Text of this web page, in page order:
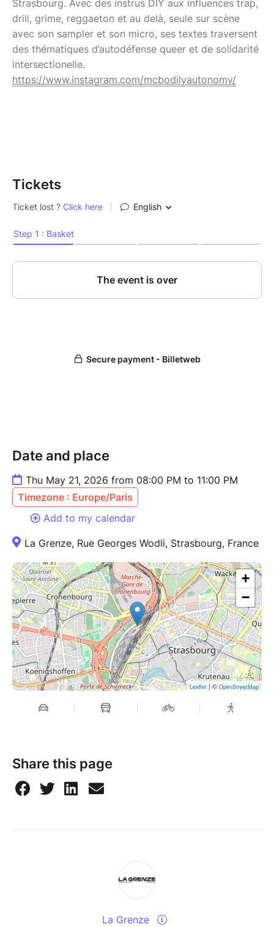
Strasbourg. Avec des instrus DIY aux influences trap,
drill, grime, reggaeton et au delà, seule sur scène
avec son sampler et son micro, ses textes traversent
des thématiques d’autodéfense queer et de solidarité
intersectionelle.
https://www.instagram.com/mcbodilyautonomy/
Tickets
Date and place
Thu May 21, 2026 from 08:00 PM to 11:00 PM
Timezone : Europe/Paris
Add to my calendar
La Grenze, Rue Georges Wodli, Strasbourg, France
+
−
Leaflet | © OpenStreetMap
Share this page
La Grenze